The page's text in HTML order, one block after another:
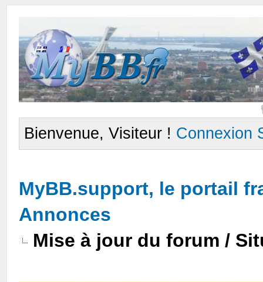
Bienvenue, Visiteur ! Connexion
MyBB.support, le portail
Annonces
Mise à jour du forum /